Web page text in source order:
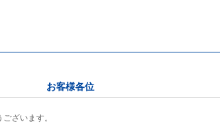
お客様各位
ざいます。